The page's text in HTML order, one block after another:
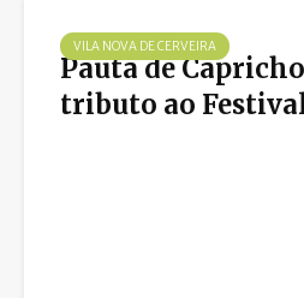
VILA NOVA DE CERVEIRA
Pauta de
tributo ao